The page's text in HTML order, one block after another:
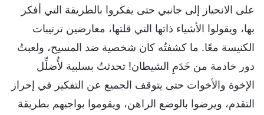
على الانحياز إلى جانبي حتى يفكروا بالطريقة التي أفكر
بها، ويقولوا الأشياء ذاتها التي قلتها، معارضين ترتيبات
الكنيسة معًا. ما كشفتُه كان شخصية ضد المسيح، ولعبتُ
دور خادمة من خَدَمِ الشيطان! تحدثتُ بسلبية لأُضلِّل
الإخوة والأخوات حتى يتوقف الجميع عن التفكير في إحراز
التقدم، ويرضوا بالوضع الراهن، ويقوموا بواجبهم بطريقة